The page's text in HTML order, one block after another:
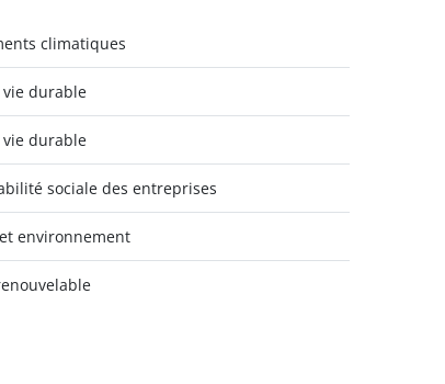
climatiques
durable
durable
sociale des entreprises
environnement